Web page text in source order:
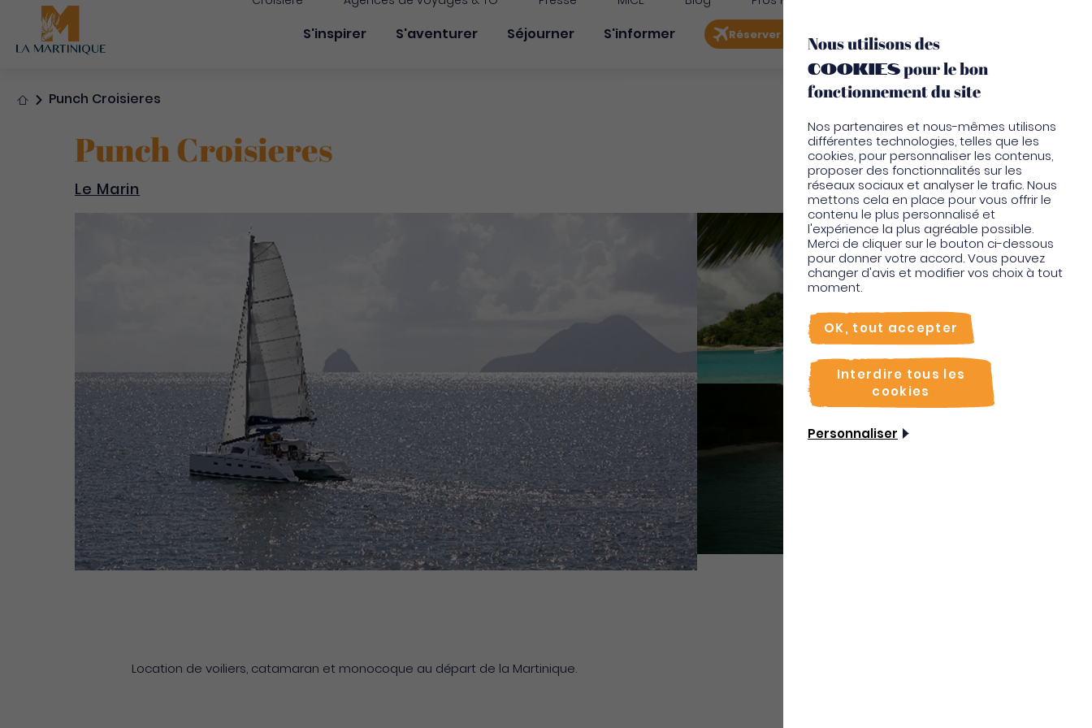
Navigation principale
S'inspirer
S'aventurer Séjourner S'informer Réserver mon vol Je suis sur place
Accueil
Punch Croisieres
Punch Croisieres
Le Marin
Location de voiliers, catamaran et monocoque au départ de la Martinique.
Nous utilisons des
cookiespour le bon
fonctionnement du site
Nos partenaires et nous-mêmes utilisons
différentes technologies, telles que les
cookies, pour personnaliser les contenus,
proposer des fonctionnalités sur les
réseaux sociaux et analyser le trafic. Nous
mettons cela en place pour vous offrir le
contenu le plus personnalisé et
l'expérience la plus agréable possible.
Merci de cliquer sur le bouton ci-dessous
pour donner votre accord. Vous pouvez
changer d'avis et modifier vos choix à tout
moment.
OK, tout accepter
Interdire tous les
cookies
Personnaliser